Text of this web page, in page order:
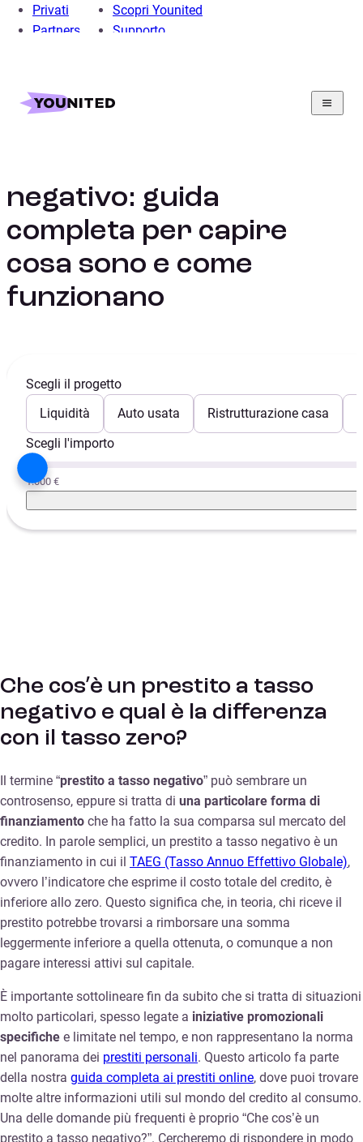
Privati
Partners
Scopri Younited
Supporto
Home
Guide al Prestito Online
Prestito a tasso negativo
negativo: guida
completa per capire
cosa sono e come
funzionano
Scegli il progetto
Liquidità
Auto usata Ristrutturazione casa
Scegli l'importo
1.000 €
Che cos’è un prestito a tasso
negativo e qual è la differenza
con il tasso zero?
Il termine “prestito a tasso negativo” può sembrare un
controsenso, eppure si tratta di una particolare forma di
finanziamento che ha fatto la sua comparsa sul mercato del
credito. In parole semplici, un prestito a tasso negativo è un
finanziamento in cui il TAEG (Tasso Annuo Effettivo Globale),
ovvero l’indicatore che esprime il costo totale del credito, è
inferiore allo zero. Questo significa che, in teoria, chi riceve il
prestito potrebbe trovarsi a rimborsare una somma
leggermente inferiore a quella ottenuta, o comunque a non
pagare interessi attivi sul capitale.
È importante sottolineare fin da subito che si tratta di situazioni
molto particolari, spesso legate a iniziative promozionali
specifiche e limitate nel tempo, e non rappresentano la norma
nel panorama dei prestiti personali. Questo articolo fa parte
della nostra guida completa ai prestiti online, dove puoi trovare
molte altre informazioni utili sul mondo del credito al consumo.
Una delle domande più frequenti è proprio “Che cos’è un
prestito a tasso negativo?”. Cercheremo di rispondere in modo